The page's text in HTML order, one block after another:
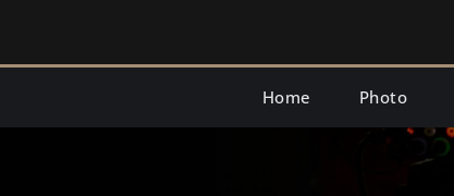
content
Home Photo